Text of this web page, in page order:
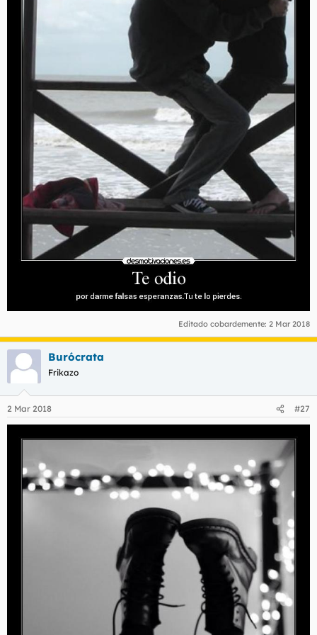
Editado cobardemente: 2 Mar 2018
Burócrata
Frikazo
2 Mar 2018 #27